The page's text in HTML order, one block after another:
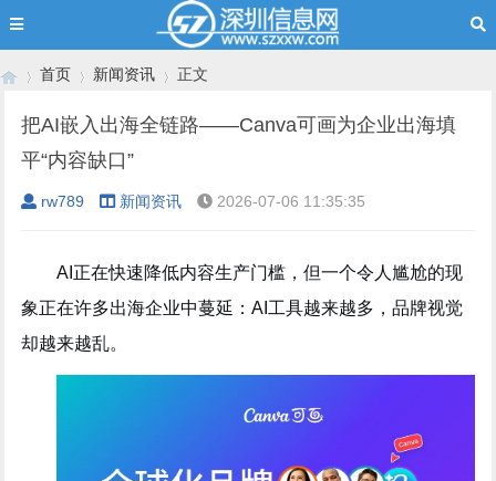
首页
›
新闻资讯 正文
把AI嵌入出海全链路——Canva可画为企业出海填
平“内容缺口”
rw789 新闻资讯 2026-07-06 11:35:35
AI正在快速降低内容生产门槛，但一个令人尴尬的现
象正在许多出海企业中蔓延：AI工具越来越多，品牌视觉
却越来越乱。